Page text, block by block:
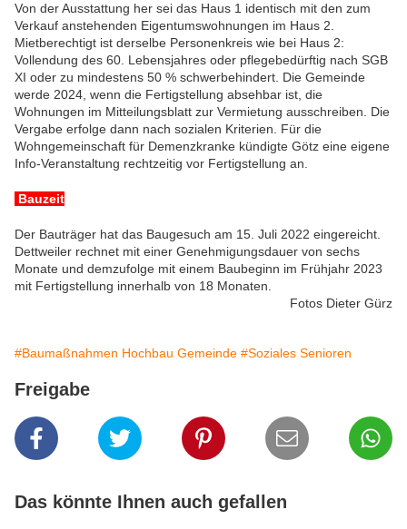
Von der Ausstattung her sei das Haus 1 identisch mit den zum
Verkauf anstehenden Eigentumswohnungen im Haus 2.
Mietberechtigt ist derselbe Personenkreis wie bei Haus 2:
Vollendung des 60. Lebensjahres oder pflegebedürftig nach SGB
XI oder zu mindestens 50 % schwerbehindert. Die Gemeinde
werde 2024, wenn die Fertigstellung absehbar ist, die
Wohnungen im Mitteilungsblatt zur Vermietung ausschreiben. Die
Vergabe erfolge dann nach sozialen Kriterien. Für die
Wohngemeinschaft für Demenzkranke kündigte Götz eine eigene
Info-Veranstaltung rechtzeitig vor Fertigstellung an.
Bauzeit
Der Bauträger hat das Baugesuch am 15. Juli 2022 eingereicht.
Dettweiler rechnet mit einer Genehmigungsdauer von sechs
Monate und demzufolge mit einem Baubeginn im Frühjahr 2023
mit Fertigstellung innerhalb von 18 Monaten.
Fotos Dieter Gürz
#Baumaßnahmen Hochbau Gemeinde #Soziales Senioren
Freigabe
Das könnte Ihnen auch gefallen